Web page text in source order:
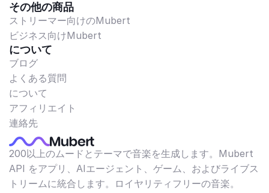
その他の商品
ストリーマー向けのMubert
ビジネス向けMubert
について
ブログ
よくある質問
について
アフィリエイト
連絡先
200以上のムードとテーマで音楽を生成します。Mubert
API をアプリ、AIエージェント、ゲーム、およびライブス
トリームに統合します。ロイヤリティフリーの音楽。